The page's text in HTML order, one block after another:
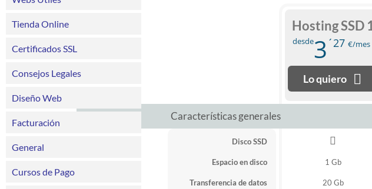
Tienda Online
Certificados SSL
Consejos Legales
Diseño Web
Facturación
General
Cursos de Pago
Hosting SSD
desde3 ´27 €/mes
Lo quiero
Características generales
Disco SSD
Espacio en disco 1 Gb
Transferencia de datos 20 Gb